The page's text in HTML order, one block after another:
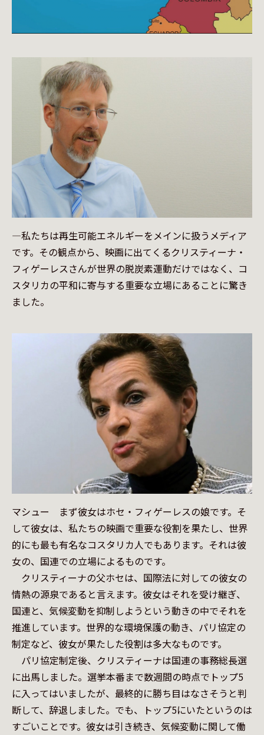
—私たちは再生可能エネルギーをメインに扱うメディア
です。その観点から、映画に出てくるクリスティーナ・
フィゲーレスさんが世界の脱炭素運動だけではなく、コ
スタリカの平和に寄与する重要な立場にあることに驚き
ました。
マシュー　まず彼女はホセ・フィゲーレスの娘です。そ
して彼女は、私たちの映画で重要な役割を果たし、世界
的にも最も有名なコスタリカ人でもあります。それは彼
女の、国連での立場によるものです。
クリスティーナの父ホセは、国際法に対しての彼女の
情熱の源泉であると言えます。彼女はそれを受け継ぎ、
国連と、気候変動を抑制しようという動きの中でそれを
推進しています。世界的な環境保護の動き、パリ協定の
制定など、彼女が果たした役割は多大なものです。
パリ協定制定後、クリスティーナは国連の事務総長選
に出馬しました。選挙本番まで数週間の時点でトップ5
に入ってはいましたが、最終的に勝ち目はなさそうと判
断して、辞退しました。でも、トップ5にいたというのは
すごいことです。彼女は引き続き、気候変動に関して働